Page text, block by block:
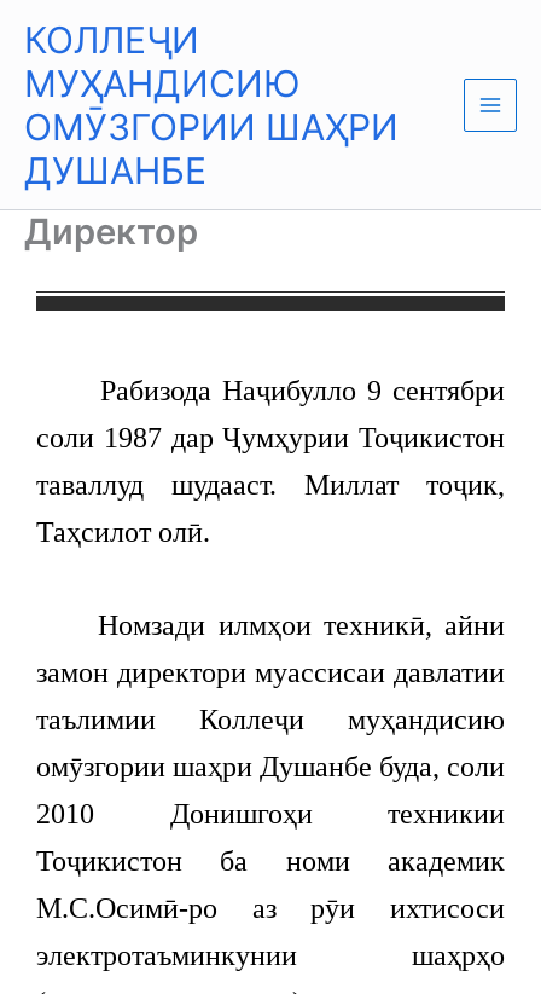
content
КОЛЛЕҶИ
МУҲАНДИСИЮ
ОМӮЗГОРИИ ШАҲРИ
ДУШАНБЕ
Директор
Рабизода Наҷибулло 9 сентябри
соли 1987 дар Ҷумҳурии Тоҷикистон
таваллуд шудааст. Миллат тоҷик,
Таҳсилот олӣ.
Номзади илмҳои техникӣ, айни
замон директори муассисаи давлатии
таълимии Коллеҷи муҳандисию
омӯзгории шаҳри Душанбе буда, соли
2010 Донишгоҳи техникии
Тоҷикистон ба номи академик
М.С.Осимӣ-ро аз рӯи ихтисоси
электротаъминкунии шаҳрҳо